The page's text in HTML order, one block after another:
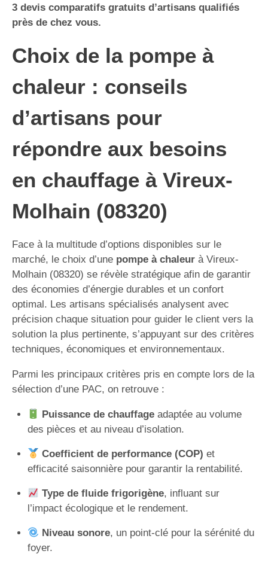
3 devis comparatifs gratuits d’artisans qualifiés
près de chez vous.
Choix de la pompe à
chaleur : conseils
d’artisans pour
répondre aux besoins
en chauffage à Vireux-
Molhain (08320)
Face à la multitude d’options disponibles sur le
marché, le choix d’une pompe à chaleur à Vireux-
Molhain (08320) se révèle stratégique afin de garantir
des économies d’énergie durables et un confort
optimal. Les artisans spécialisés analysent avec
précision chaque situation pour guider le client vers la
solution la plus pertinente, s’appuyant sur des critères
techniques, économiques et environnementaux.
Parmi les principaux critères pris en compte lors de la
sélection d’une PAC, on retrouve :
Puissance de chauffageadaptée au volume
des pièces et au niveau d’isolation.
Coefficient de performance (COP) et
efficacité saisonnière pour garantir la rentabilité.
Type de fluide frigorigène, influant sur
l’impact écologique et le rendement.
Niveau sonore, un point-clé pour la sérénité du
foyer.